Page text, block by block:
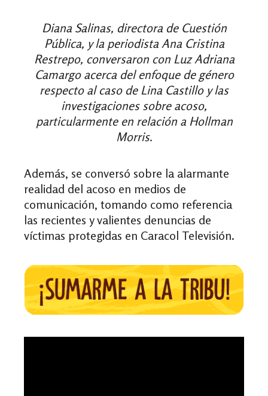
Diana Salinas, directora de Cuestión
Pública, y la periodista Ana Cristina
Restrepo, conversaron con Luz Adriana
Camargo acerca del enfoque de género
respecto al caso de Lina Castillo y las
investigaciones sobre acoso,
particularmente en relación a Hollman
Morris.
Además, se conversó sobre la alarmante
realidad del acoso en medios de
comunicación, tomando como referencia
las recientes y valientes denuncias de
víctimas protegidas en Caracol Televisión.